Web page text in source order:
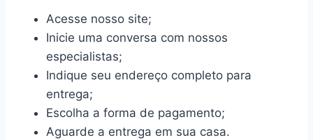
Acesse nosso site;
Inicie uma conversa com nossos
especialistas;
Indique seu endereço completo para
entrega;
Escolha a forma de pagamento;
Aguarde a entrega em sua casa.